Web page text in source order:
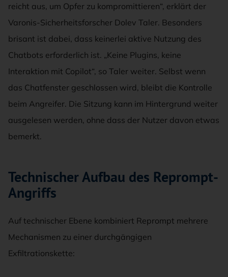
reicht aus, um Opfer zu kompromittieren“, erklärt der
Varonis-Sicherheitsforscher Dolev Taler. Besonders
brisant ist dabei, dass keinerlei aktive Nutzung des
Chatbots erforderlich ist. „Keine Plugins, keine
Interaktion mit Copilot“, so Taler weiter. Selbst wenn
das Chatfenster geschlossen wird, bleibt die Kontrolle
beim Angreifer. Die Sitzung kann im Hintergrund weiter
ausgelesen werden, ohne dass der Nutzer davon etwas
bemerkt.
Technischer Aufbau des Reprompt-
Angriffs
Auf technischer Ebene kombiniert Reprompt mehrere
Mechanismen zu einer durchgängigen
Exfiltrationskette: